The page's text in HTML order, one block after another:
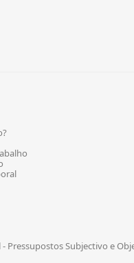
Pressupostos Subjectivo e